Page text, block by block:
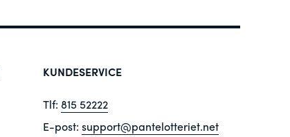
KUNDESERVICE
Tlf: 815 52222
E-post: support@pantelotteriet.net